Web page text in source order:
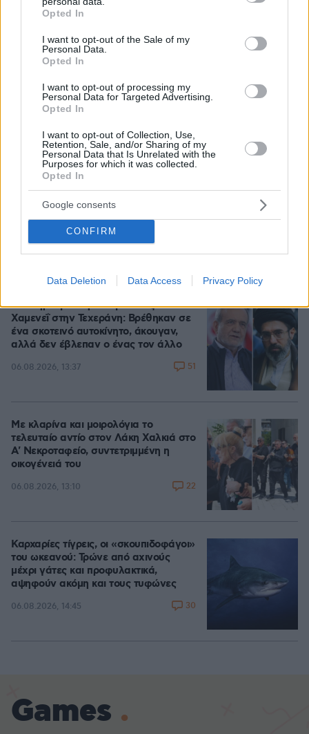
grant or deny consent to Google and its third-party tags to
use your data for below specified purposes in below Google
consent section.
Opted In
I want to opt-out of the Sale of my
Personal Data.
Opted In
I want to opt-out of processing my
Personal Data for Targeted Advertising.
Opted In
I want to opt-out of Collection, Use,
Retention, Sale, and/or Sharing of my
Personal Data that Is Unrelated with the
Purposes for which it was collected.
Opted In
Google consents
CONFIRM
Data Deletion Data Access Privacy Policy
06.08.2026, 09:18
Δημήτρης Ξανθάκης: Η γνήσια λαϊκή
του τραγούδια, γιατί δεν έκανε
καριέρα σε μεγάλες πίστες
ιστοσελίδα θα του εξασφάλιζε
αποδόσεις σε μετοχές και έχασε
€100.000
06.08.2026, 11:01
Μυστήριο με το ραντεβού Πεζεσκιάν -
Χαμενεΐ στην Τεχεράνη: Βρέθηκαν σε
ένα σκοτεινό αυτοκίνητο, άκουγαν,
αλλά δεν έβλεπαν ο ένας τον άλλο
06.08.2026, 13:37 51
Με κλαρίνα και μοιρολόγια το
τελευταίο αντίο στον Λάκη Χαλκιά στο
A' Νεκροταφείο, συντετριμμένη η
οικογένειά του
06.08.2026, 13:10 22
Καρχαρίες τίγρεις, οι «σκουπιδοφάγοι»
του ωκεανού: Τρώνε από αχινούς
μέχρι γάτες και προφυλακτικά,
αψηφούν ακόμη και τους τυφώνες
06.08.2026, 14:45 30
Games